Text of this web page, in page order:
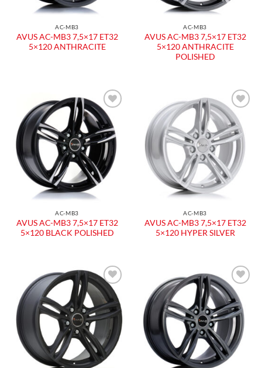
AC-MB3
AVUS AC-MB3 7,5×17 ET32
5×120 ANTHRACITE
AC-MB3
AVUS AC-MB3 7,5×17 ET32
5×120 ANTHRACITE
POLISHED
AC-MB3
AVUS AC-MB3 7,5×17 ET32
5×120 BLACK POLISHED
AC-MB3
AVUS AC-MB3 7,5×17 ET32
5×120 HYPER SILVER